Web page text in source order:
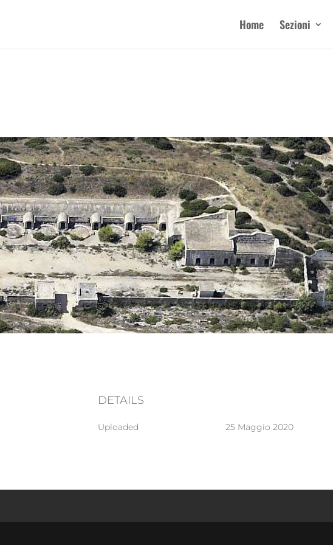
Home Sezioni
DETAILS
Uploaded 25 Maggio 2020